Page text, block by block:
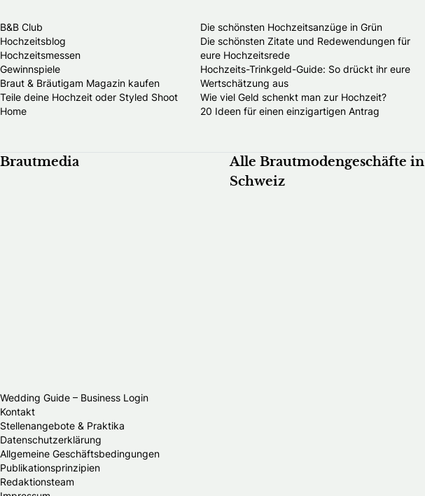
B&B Club
Hochzeitsblog
Hochzeitsmessen
Gewinnspiele
Braut & Bräutigam Magazin kaufen
Teile deine Hochzeit oder Styled Shoot
Home
Die schönsten Hochzeitsanzüge in Grün
Die schönsten Zitate und Redewendungen für
eure Hochzeitsrede
Hochzeits-Trinkgeld-Guide: So drückt ihr eure
Wertschätzung aus
Wie viel Geld schenkt man zur Hochzeit?
20 Ideen für einen einzigartigen Antrag
Brautmedia
Wedding Guide – Business Login
Kontakt
Stellenangebote & Praktika
Datenschutzerklärung
Allgemeine Geschäftsbedingungen
Publikationsprinzipien
Redaktionsteam
Alle Brautmodengeschäfte in
Schweiz